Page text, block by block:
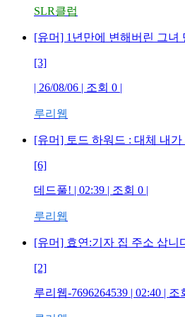
SLR클럽
[유머] 1년만에 변해버린 그녀
[3]
| 26/08/06 | 조회 0 |
루리웹
[유머] 토드 하워드 : 대체 내
[6]
데드풀! | 02:39 | 조회 0 |
루리웹
[유머] 효연:기자 집 주소 삽니
[2]
루리웹-7696264539 | 02:40 | 조